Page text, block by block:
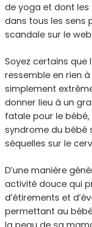
de yoga et dont
dans tous les sens
scandale sur le
Soyez certains
ressemble en rien
simplement
donner lieu à un
fatale pour le
syndrome du bébé
séquelles sur le
D’une manière
activité douce qui
d’étirements et
permettant au